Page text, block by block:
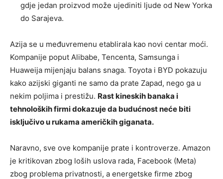
gdje jedan proizvod može ujediniti ljude od New Yorka
do Sarajeva.
Azija se u međuvremenu etablirala kao novi centar moći.
Kompanije poput Alibabe, Tencenta, Samsunga i
Huaweija mijenjaju balans snaga. Toyota i BYD pokazuju
kako azijski giganti ne samo da prate Zapad, nego ga u
nekim poljima i prestižu. Rast kineskih banaka i
tehnoloških firmi dokazuje da budućnost neće biti
isključivo u rukama američkih giganata.
Naravno, sve ove kompanije prate i kontroverze. Amazon
je kritikovan zbog loših uslova rada, Facebook (Meta)
zbog problema privatnosti, a energetske firme zbog